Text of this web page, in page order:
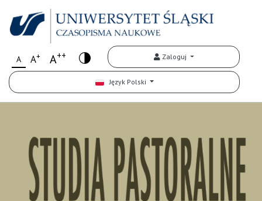
A A+ A++ Zaloguj
Język Polski